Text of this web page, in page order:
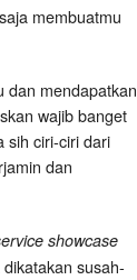
membuatmu
dan mendapatkan
wajib banget
sih ciri-ciri dari
dan
showcase
susah-